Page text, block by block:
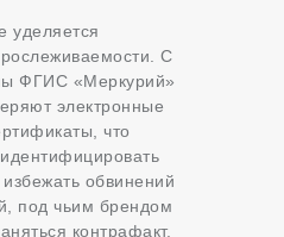
уделяется
С
ФГИС «Меркурий»
электронные
что
обвинений
под чьим брендом
контрафакт.